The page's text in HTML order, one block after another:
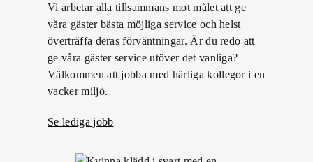
Vi arbetar alla tillsammans mot målet att ge
våra gäster bästa möjliga service och helst
överträffa deras förväntningar. Är du redo att
ge våra gäster service utöver det vanliga?
Välkommen att jobba med härliga kollegor i en
vacker miljö.
Se lediga jobb